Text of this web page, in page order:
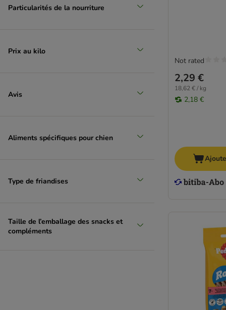
Particularités de la nourriture
Prix au kilo
Avis
Aliments spécifiques pour chien
Type de friandises
Taille de l’emballage des snacks et
compléments
2,29 €
18,62 € / kg
2,18 €
Not rated